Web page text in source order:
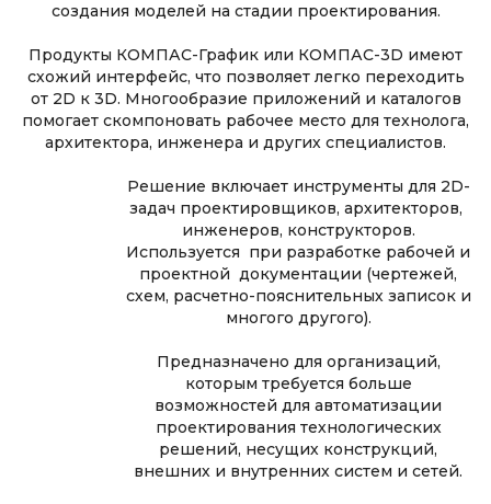
создания моделей на стадии проектирования.
Продукты КОМПАС-График или КОМПАС-3D имеют
схожий интерфейс, что позволяет легко переходить
от 2D к 3D. Многообразие приложений и каталогов
помогает скомпоновать рабочее место для технолога,
архитектора, инженера и других специалистов.
Решение включает инструменты для 2D-
задач проектировщиков, архитекторов,
инженеров, конструкторов.
Используется при разработке рабочей и
проектной документации (чертежей,
схем, расчетно-пояснительных записок и
многого другого).
Предназначено для организаций,
которым требуется больше
возможностей для автоматизации
проектирования технологических
решений, несущих конструкций,
внешних и внутренних систем и сетей.